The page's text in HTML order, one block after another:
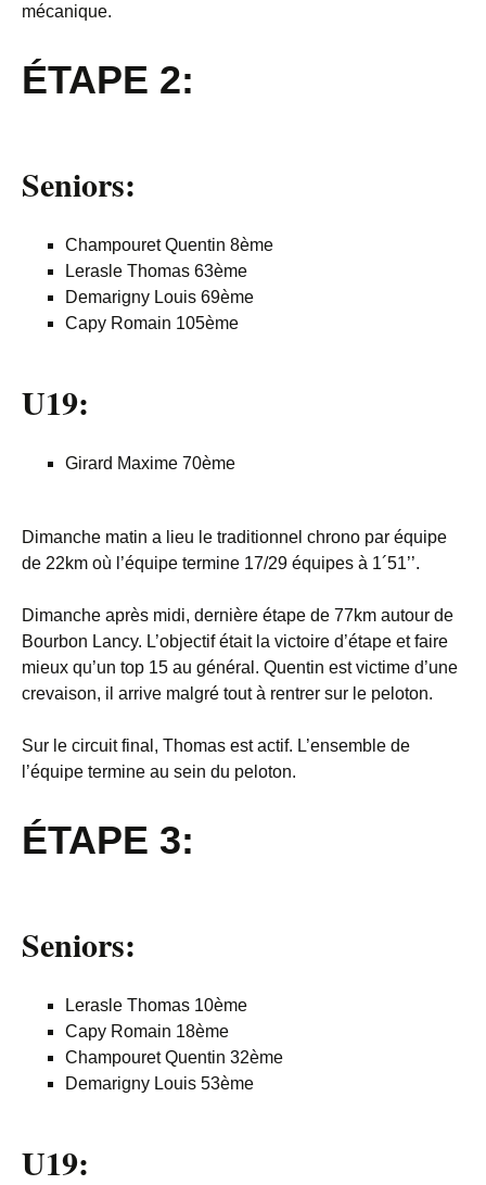
mécanique.
ÉTAPE 2:
Seniors:
Champouret Quentin 8ème
Lerasle Thomas 63ème
Demarigny Louis 69ème
Capy Romain 105ème
U19:
Girard Maxime 70ème
Dimanche matin a lieu le traditionnel chrono par équipe
de 22km où l’équipe termine 17/29 équipes à 1´51’’.
Dimanche après midi, dernière étape de 77km autour de
Bourbon Lancy. L’objectif était la victoire d’étape et faire
mieux qu’un top 15 au général. Quentin est victime d’une
crevaison, il arrive malgré tout à rentrer sur le peloton.
Sur le circuit final, Thomas est actif. L’ensemble de
l’équipe termine au sein du peloton.
ÉTAPE 3:
Seniors:
Lerasle Thomas 10ème
Capy Romain 18ème
Champouret Quentin 32ème
Demarigny Louis 53ème
U19: